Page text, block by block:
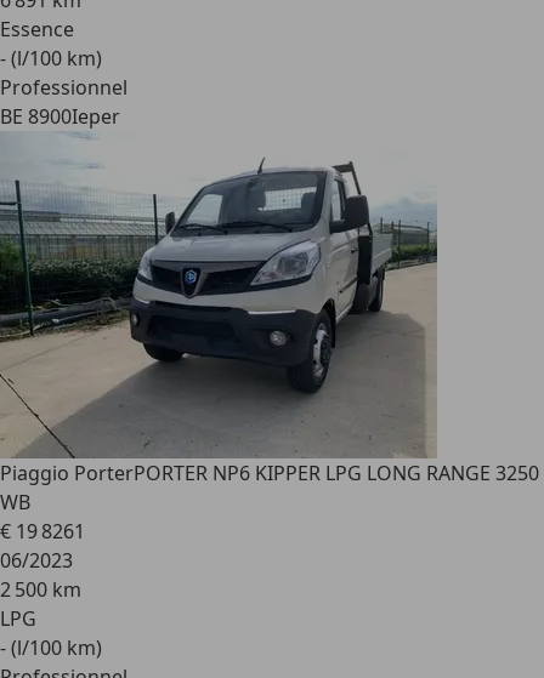
Essence
- (l/100 km)
Professionnel
BE 8900Ieper
Piaggio PorterPORTER NP6 KIPPER LPG LONG RANGE 3250
WB
€ 19 8261
06/2023
2 500 km
LPG
- (l/100 km)